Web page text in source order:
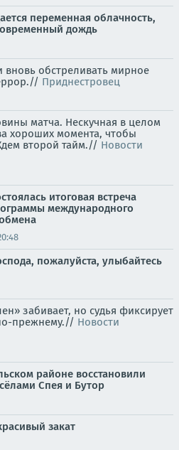
переменная облачность,
дождь
обстреливать мирное
Приднестровец
матча. Нескучная в целом
хороших момента, чтобы
второй тайм.// Новости
итоговая встреча
международного
пожалуйста, улыбайтесь
забивает, но судья фиксирует
прежнему.// Новости
районе восстановили
Спея и Бутор
закат